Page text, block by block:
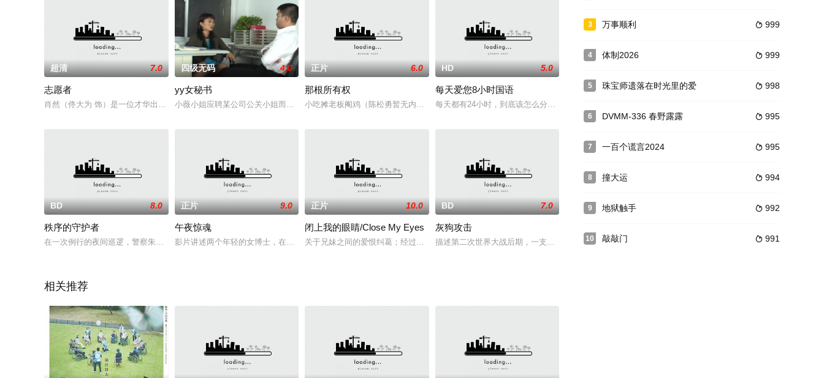
超清 7.0
志愿者
肖然（佟大为 饰）是一位才华出众的著名音乐制作人，然而，站在职业的顶峰之上，肖然却发现，自己离曾经热情真挚的音乐
四级无码 4.0
yy女秘书
小薇小姐应聘某公司公关小姐而坠入无边的肉欲深渊。。。。。
正片 6.0
那根所有权
小吃摊老板阉鸡（陈松勇暂无内容饰）娶了银花（陈淑芳暂无内容饰）为妻，阉鸡是好色之徒，本以为结婚后性福就有了保障，
HD 5.0
每天爱您8小时国语
每天都有24小时，到底该怎么分配才是生活的最合理的方式？张书伟（梁朝伟 饰）是才华横溢的设计师，从事
BD 8.0
秩序的守护者
在一次例行的夜间巡逻，警察朱莉和西蒙不慎伤了一个副局长的儿子，在昏迷状态，没有明显的理由下，他暴力的杀死了他们的
正片 9.0
午夜惊魂
影片讲述两个年轻的女博士，在一幢有八十年历史的旧别墅中遭遇的一系列令人毛骨悚然的事件，其中夹杂着复杂的历史迷案、
正片 10.0
闭上我的眼睛/Close My Eyes
关于兄妹之间的爱恨纠葛；经过几年的紧张，理查德（克里夫欧文）开始他的妹妹娜塔莉（萨斯基亚饰）发生了性关系。现在结
BD 7.0
灰狗攻击
描述第二次世界大战后期，一支美国空军联队在欧陆战场上空，与德军“梅塞施密特Me262”喷射战斗机大队追
相关推荐
3  999
万事顺利
4  999
体制2026
5  998
珠宝师遗落在时光里的爱
6  995
DVMM-336 春野露露
7  995
一百个谎言2024
8  994
撞大运
9  992
地狱触手
10  991
敲敲门